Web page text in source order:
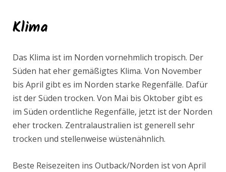
Klima
Das Klima ist im Norden vornehmlich tropisch. Der
Süden hat eher gemäßigtes Klima. Von November
bis April gibt es im Norden starke Regenfälle. Dafür
ist der Süden trocken. Von Mai bis Oktober gibt es
im Süden ordentliche Regenfälle, jetzt ist der Norden
eher trocken. Zentralaustralien ist generell sehr
trocken und stellenweise wüstenähnlich.
Beste Reisezeiten ins Outback/Norden ist von April